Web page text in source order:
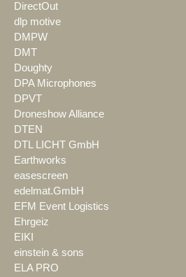
DirectOut
dlp motive
DMPW
DMT
Doughty
DPA Microphones
DPVT
Droneshow Alliance
DTEN
DTL LICHT GmbH
Earthworks
easescreen
edelmat.GmbH
EFM Event Logistics
Ehrgeiz
EIKI
einstein & sons
ELA PRO